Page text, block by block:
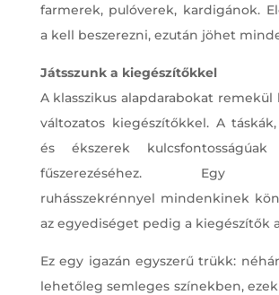
farmerek, pulóverek, kardigánok.
a kell beszerezni, ezután jöhet
Játsszunk a kiegészítőkkel
A klasszikus alapdarabokat remekül
változatos kiegészítőkkel. A
és ékszerek
fűszerezéséhez. Egy
ruhásszekrénnyel mindenkinek
az egyediséget pedig a kiegészítők
Ez egy igazán egyszerű trükk:
lehetőleg semleges színekben,